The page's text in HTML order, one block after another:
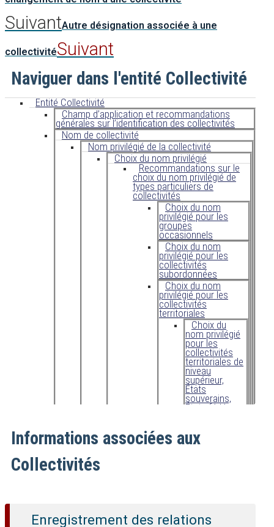
SuivantAutre désignation associée à une
collectivitéSuivant
Naviguer dans l'entité Collectivité
Entité Collectivité
Champ d’application et recommandations
générales sur l’identification des collectivités
Nom de collectivité
Nom privilégié de la collectivité
Choix du nom privilégié
Recommandations sur le
choix du nom privilégié de
types particuliers de
collectivités
Choix du nom
privilégié pour les
groupes
occasionnels
Choix du nom
privilégié pour les
collectivités
subordonnées
Choix du nom
privilégié pour les
collectivités
territoriales
Choix du
nom privilégié
pour les
collectivités
territoriales de
niveau
supérieur,
États
souverains,
États fédéraux,
Choix du
nom privilégié
fédérés)
Informations associées aux
Collectivités
Enregistrement des relations